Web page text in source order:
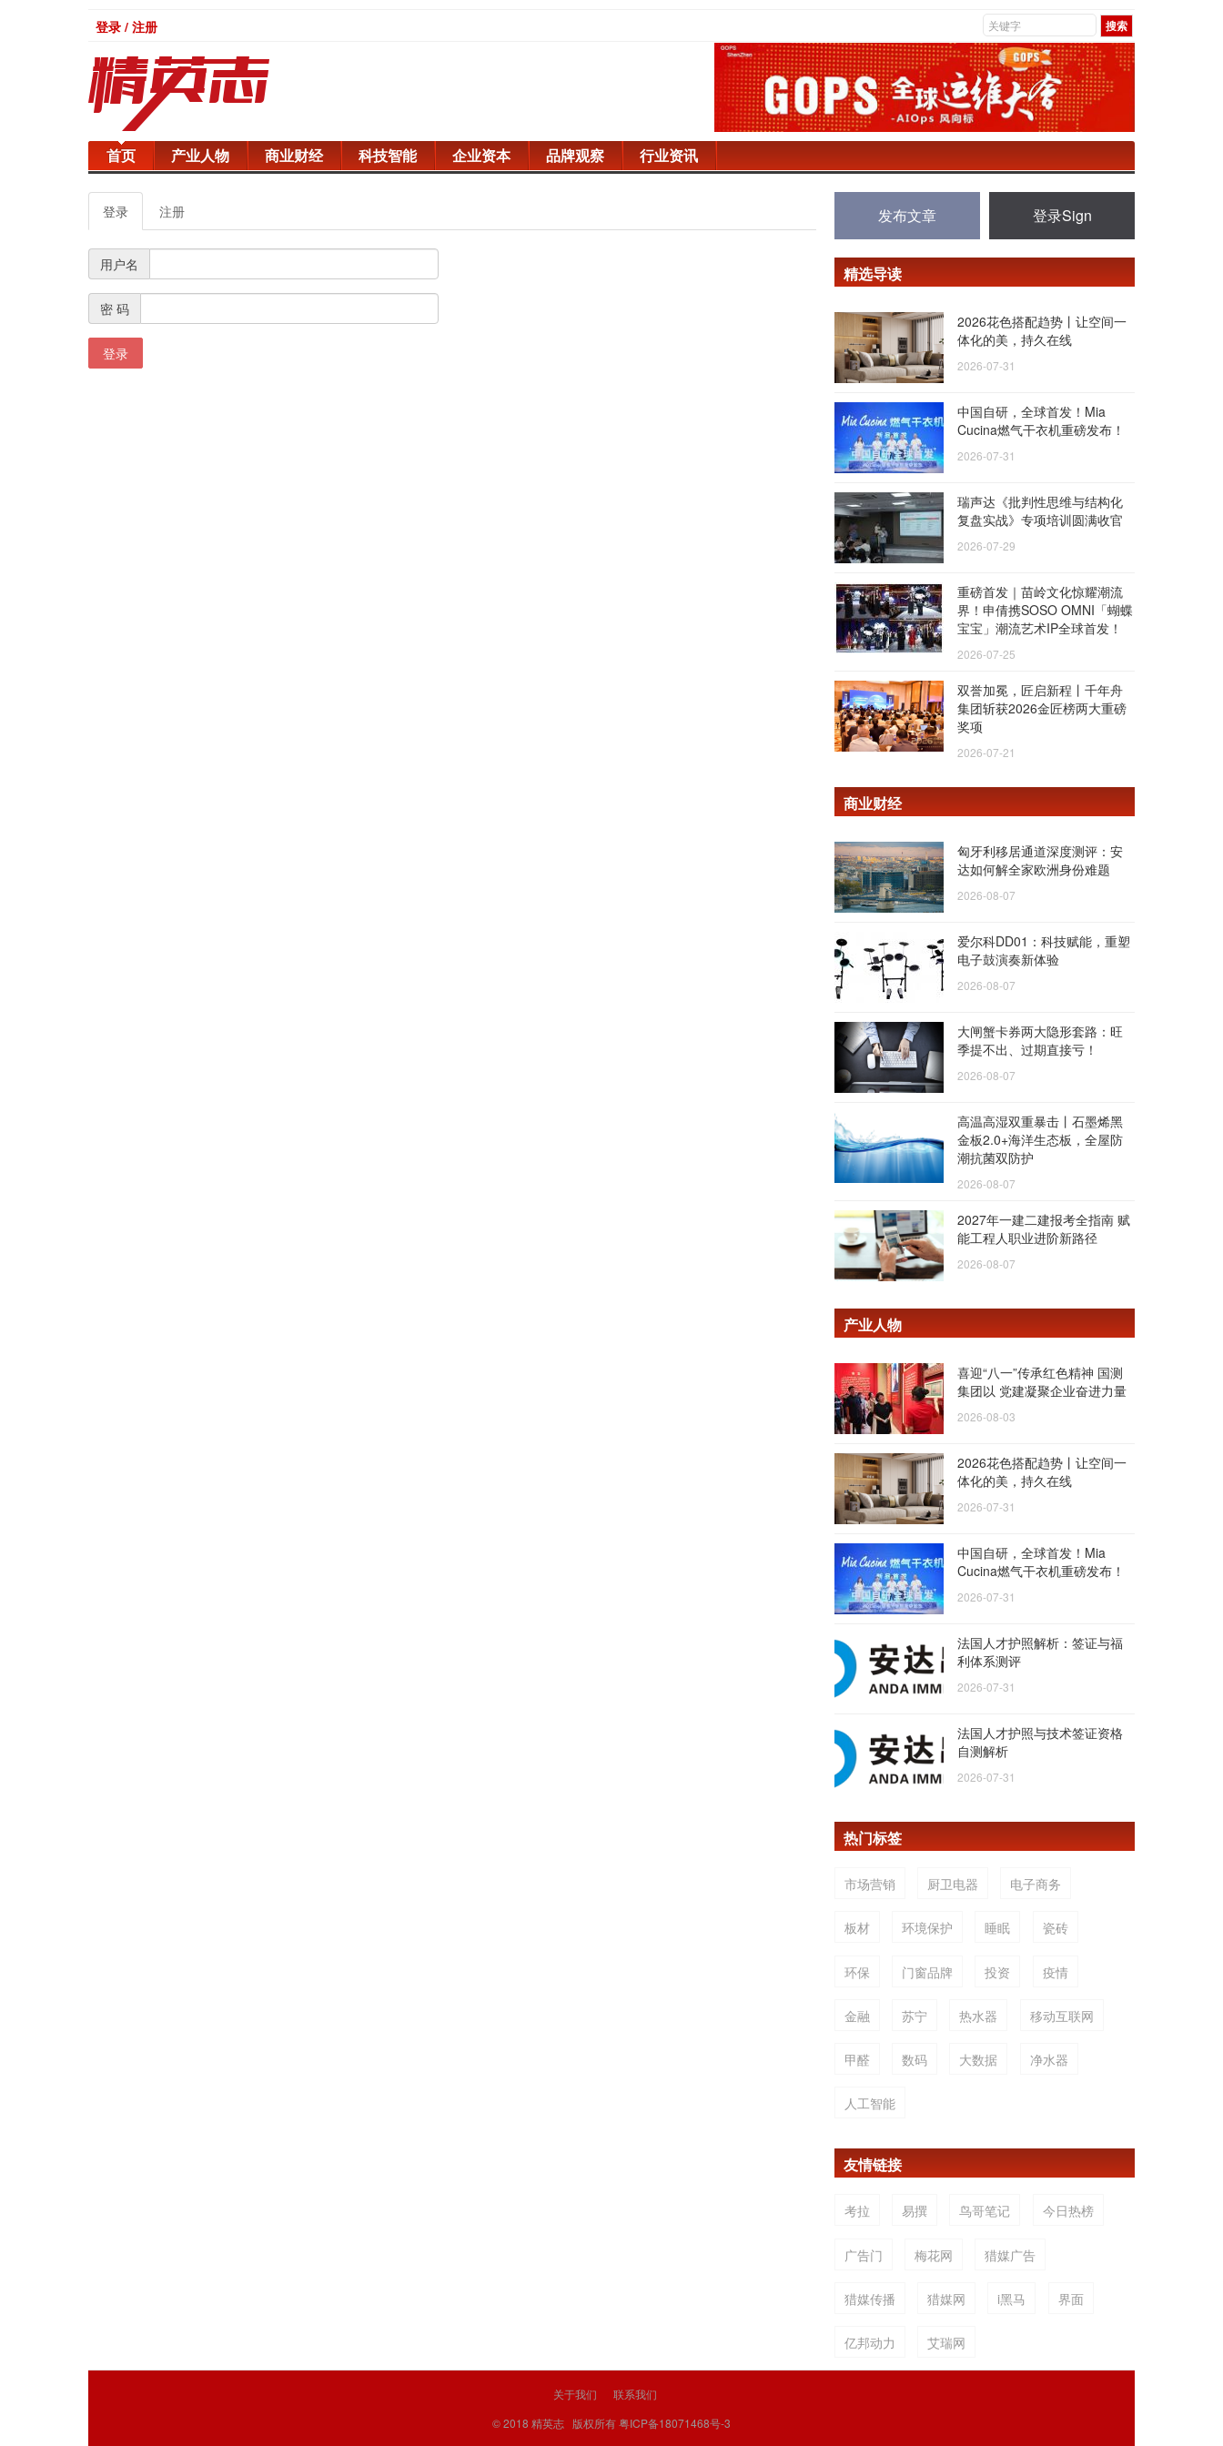
登录 / 注册
首页 产业人物 商业财经 科技智能 企业资本 品牌观察 行业资讯
登录 注册
用户名
密 码
登录
发布文章 登录Sign
精选导读
2026花色搭配趋势丨让空间一
体化的美，持久在线
2026-07-31
中国自研，全球首发！Mia
Cucina燃气干衣机重磅发布！
2026-07-31
瑞声达《批判性思维与结构化
复盘实战》专项培训圆满收官
2026-07-29
重磅首发｜苗岭文化惊耀潮流
界！申倩携SOSO OMNI「蝴蝶
宝宝」潮流艺术IP全球首发！
2026-07-25
双誉加冕，匠启新程丨千年舟
集团斩获2026金匠榜两大重磅
奖项
2026-07-21
商业财经
匈牙利移居通道深度测评：安
达如何解全家欧洲身份难题
2026-08-07
爱尔科DD01：科技赋能，重塑
电子鼓演奏新体验
2026-08-07
大闸蟹卡券两大隐形套路：旺
季提不出、过期直接亏！
2026-08-07
高温高湿双重暴击丨石墨烯黑
金板2.0+海洋生态板，全屋防
潮抗菌双防护
2026-08-07
2027年一建二建报考全指南 赋
能工程人职业进阶新路径
2026-08-07
产业人物
喜迎“八一”传承红色精神 国测
集团以 党建凝聚企业奋进力量
2026-08-03
2026花色搭配趋势丨让空间一
体化的美，持久在线
2026-07-31
中国自研，全球首发！Mia
Cucina燃气干衣机重磅发布！
2026-07-31
法国人才护照解析：签证与福
利体系测评
2026-07-31
法国人才护照与技术签证资格
自测解析
2026-07-31
热门标签
市场营销 厨卫电器 电子商务
板材 环境保护 睡眠 瓷砖
环保 门窗品牌 投资 疫情
金融 苏宁 热水器 移动互联网
甲醛 数码 大数据 净水器
人工智能
友情链接
考拉 易撰 鸟哥笔记 今日热榜
广告门 梅花网 猎媒广告
猎媒传播 猎媒网 i黑马 界面
亿邦动力 艾瑞网
关于我们
联系我们
© 2018 精英志 版权所有粤ICP备18071468号-3